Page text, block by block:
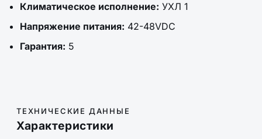
Климатическое исполнение: УХЛ 1
Напряжение питания: 42-48VDC
Гарантия: 5
ТЕХНИЧЕСКИЕ ДАННЫЕ
Характеристики